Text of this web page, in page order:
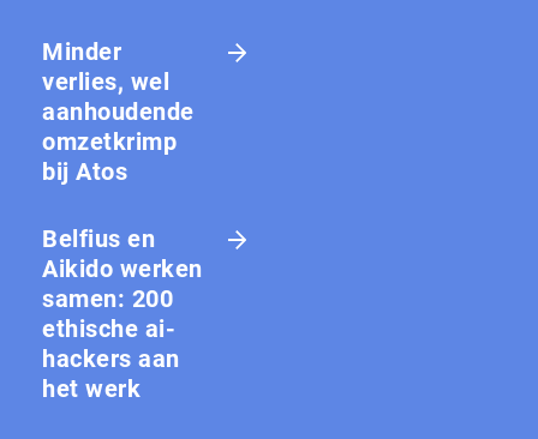
Minder
verlies, wel
aanhoudende
omzetkrimp
bij Atos
Belfius en
Aikido werken
samen: 200
ethische ai-
hackers aan
het werk